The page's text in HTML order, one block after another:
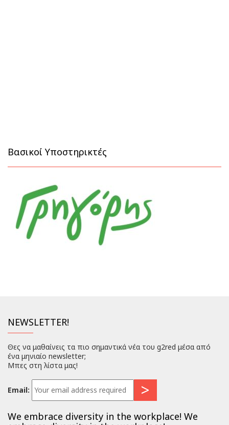
Βασικοί Υποστηρικτές
NEWSLETTER!
Θες να μαθαίνεις τα πιο σημαντικά νέα του g2red μέσα από
ένα μηνιαίο newsletter;
Μπες στη λίστα μας!
Email:
We embrace diversity in the workplace! We